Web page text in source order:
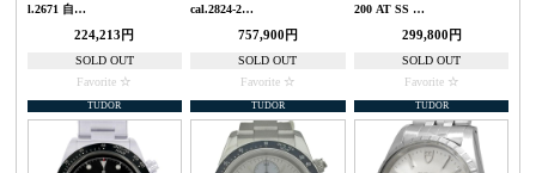
l.2671 自…
224,213円
SOLD OUT
Favorite
cal.2824-2…
757,900円
SOLD OUT
Favorite
200 AT SS …
299,800円
SOLD OUT
Favorite
TUDOR TUDOR TUDOR